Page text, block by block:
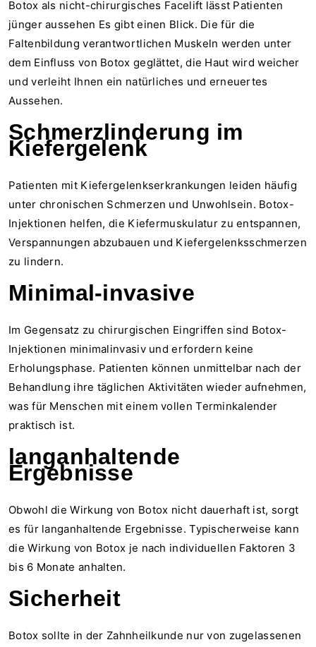
Botox als nicht-chirurgisches Facelift lässt Patienten
jünger aussehen Es gibt einen Blick. Die für die
Faltenbildung verantwortlichen Muskeln werden unter
dem Einfluss von Botox geglättet, die Haut wird weicher
und verleiht Ihnen ein natürliches und erneuertes
Aussehen.
Schmerzlinderung im
Kiefergelenk
Patienten mit Kiefergelenkserkrankungen leiden häufig
unter chronischen Schmerzen und Unwohlsein. Botox-
Injektionen helfen, die Kiefermuskulatur zu entspannen,
Verspannungen abzubauen und Kiefergelenksschmerzen
zu lindern.
Minimal-invasive
Im Gegensatz zu chirurgischen Eingriffen sind Botox-
Injektionen minimalinvasiv und erfordern keine
Erholungsphase. Patienten können unmittelbar nach der
Behandlung ihre täglichen Aktivitäten wieder aufnehmen,
was für Menschen mit einem vollen Terminkalender
praktisch ist.
langanhaltende
Ergebnisse
Obwohl die Wirkung von Botox nicht dauerhaft ist, sorgt
es für langanhaltende Ergebnisse. Typischerweise kann
die Wirkung von Botox je nach individuellen Faktoren 3
bis 6 Monate anhalten.
Sicherheit
Botox sollte in der Zahnheilkunde nur von zugelassenen